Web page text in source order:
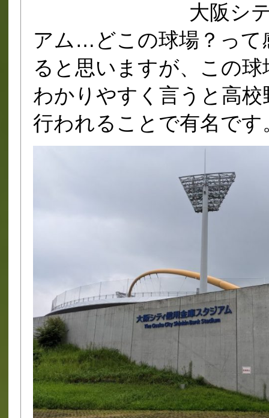
大阪シ
アム…どこの球場？って
ると思いますが、この
わかりやすく言うと高
行われることで有名です